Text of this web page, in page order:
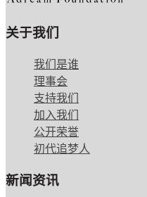
关于我们
我们是谁
理事会
支持我们
加入我们
公开荣誉
初代追梦人
新闻资讯